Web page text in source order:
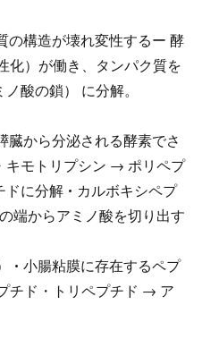
の構造が壊れ変性するー 酵
化）が働き、タンパク質を
酸の鎖） に分解。
から分泌される酵素でさ
キモトリプシン → ポリペプ
に分解 • カルボキシペプ
端からアミノ酸を切り出す
• 小腸粘膜に存在するペプ
チド・トリペプチド → ア